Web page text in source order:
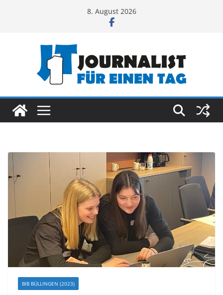
8. August 2026
BIB BÜLLINGEN (2023)